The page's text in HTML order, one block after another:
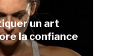
un art
la confiance